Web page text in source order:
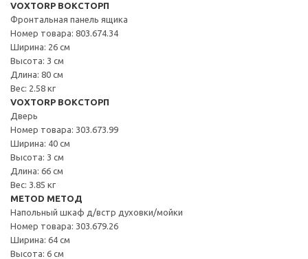
VOXTORP ВОКСТОРП
Фронтальная панель ящика
Номер товара: 803.674.34
Ширина: 26 см
Высота: 3 см
Длина: 80 см
Вес: 2.58 кг
VOXTORP ВОКСТОРП
Дверь
Номер товара: 303.673.99
Ширина: 40 см
Высота: 3 см
Длина: 66 см
Вес: 3.85 кг
METOD МЕТОД
Напольный шкаф д/встр духовки/мойки
Номер товара: 303.679.26
Ширина: 64 см
Высота: 6 см